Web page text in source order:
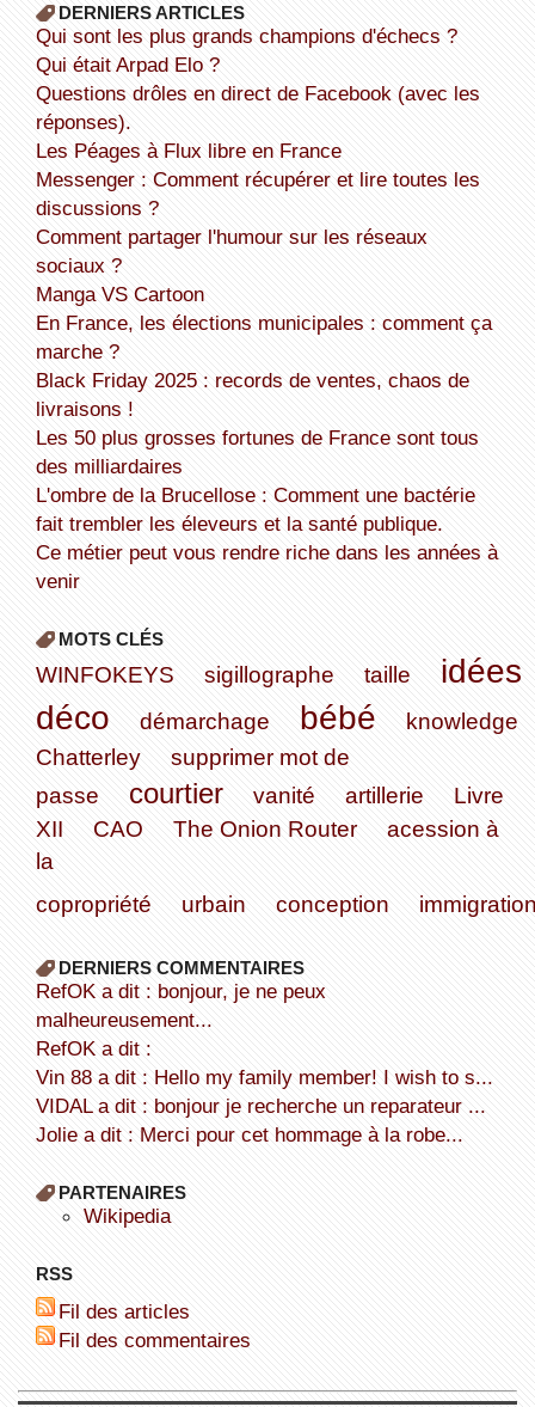
DERNIERS ARTICLES
Qui sont les plus grands champions d'échecs ?
Qui était Arpad Elo ?
Questions drôles en direct de Facebook (avec les
réponses).
Les Péages à Flux libre en France
Messenger : Comment récupérer et lire toutes les
discussions ?
Comment partager l'humour sur les réseaux
sociaux ?
Manga VS Cartoon
En France, les élections municipales : comment ça
marche ?
Black Friday 2025 : records de ventes, chaos de
livraisons !
Les 50 plus grosses fortunes de France sont tous
des milliardaires
L'ombre de la Brucellose : Comment une bactérie
fait trembler les éleveurs et la santé publique.
Ce métier peut vous rendre riche dans les années à
venir
MOTS CLÉS
WINFOKEYS sigillographe taille
idées
déco
démarchage bébé
knowledge
Chatterley
supprimer mot de
passe
courtier vanité artillerie
Livre
XII
CAO The Onion Router
acession à
la
copropriété
urbain conception
DERNIERS COMMENTAIRES
refOK a dit : bonjour, je ne peux
malheureusement...
refOK a dit :
Vin 88 a dit : Hello my family member! I wish to s...
VIDAL a dit : bonjour je recherche un reparateur ...
Jolie a dit : Merci pour cet hommage à la robe...
PARTENAIRES
wikipedia
RSS
Fil des articles
Fil des commentaires